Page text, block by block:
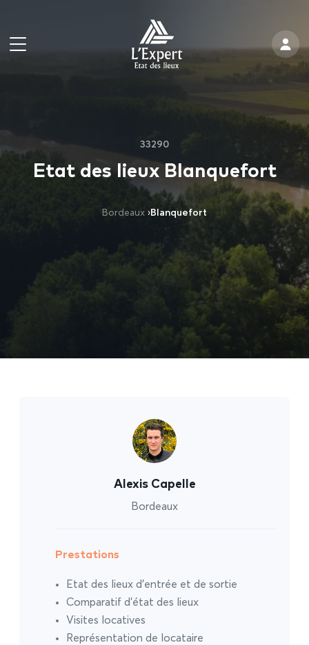
33290
Etat des lieux Blanquefort
Bordeaux ›Blanquefort
Alexis Capelle
Bordeaux
Prestations
Etat des lieux d’entrée et de sortie
Comparatif d’état des lieux
Visites locatives
Représentation de locataire